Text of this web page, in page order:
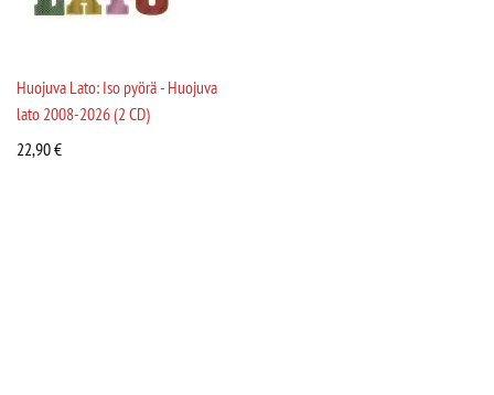
Huojuva Lato: Iso pyörä - Huojuva
lato 2008-2026 (2 CD)
22,90€